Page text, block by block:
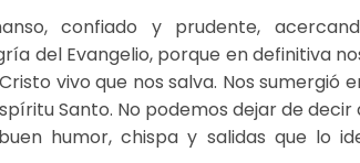
confiado y prudente,
del Evangelio, porque en definitiva
vivo que nos salva. Nos sumergió
Santo. No podemos dejar de decir
humor, chispa y salidas que lo